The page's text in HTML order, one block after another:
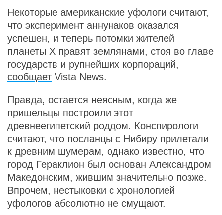
Некоторые американские уфологи считают,
что эксперимент аннунаков оказался
успешен, и теперь потомки жителей
планеты Х правят землянами, стоя во главе
государств и рупнейших корпораций,
сообщает Vista News.
Правда, остается неясным, когда же
пришельцы построили этот
древнеегипетский роддом. Конспирологи
считают, что посланцы с Нибиру прилетали
к древним шумерам, однако известно, что
город Гераклион был основан Александром
Македонским, жившим значительно позже.
Впрочем, нестыковки с хронологией
уфологов абсолютно не смущают.